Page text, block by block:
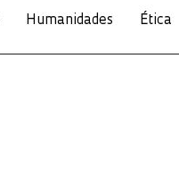
Humanidades Ética